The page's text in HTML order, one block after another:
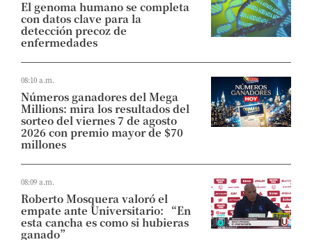
El genoma humano se completa
con datos clave para la
detección precoz de
enfermedades
08:10 a.m.
Números ganadores del Mega
Millions: mira los resultados del
sorteo del viernes 7 de agosto
2026 con premio mayor de $70
millones
08:09 a.m.
Roberto Mosquera valoró el
empate ante Universitario: “En
esta cancha es como si hubieras
ganado”